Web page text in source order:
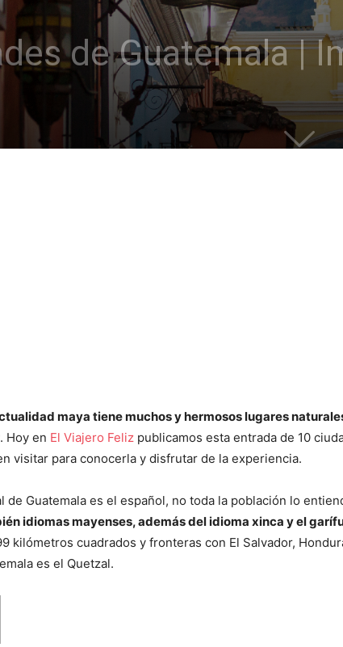
de Guatemala |
maya tiene muchos y hermosos lugares
. Hoy en El Viajero Feliz publicamos esta entrada de 10
visitar para conocerla y disfrutar de la experiencia.
de Guatemala es el español, no toda la población lo
idiomas mayenses, además del idioma xinca y el
kilómetros cuadrados y fronteras con El Salvador,
es el Quetzal.